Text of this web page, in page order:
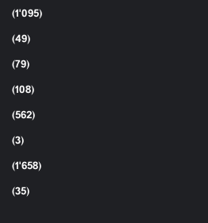
(1٬095)
(49)
(79)
(108)
(562)
(3)
(1٬658)
(35)